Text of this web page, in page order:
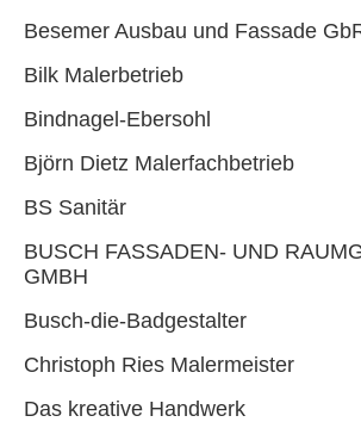
Besemer Ausbau und Fassade
Bilk Malerbetrieb
Bindnagel-Ebersohl
Björn Dietz Malerfachbetrieb
BS Sanitär
BUSCH FASSADEN- UND
GMBH
Busch-die-Badgestalter
Christoph Ries Malermeister
Das kreative Handwerk